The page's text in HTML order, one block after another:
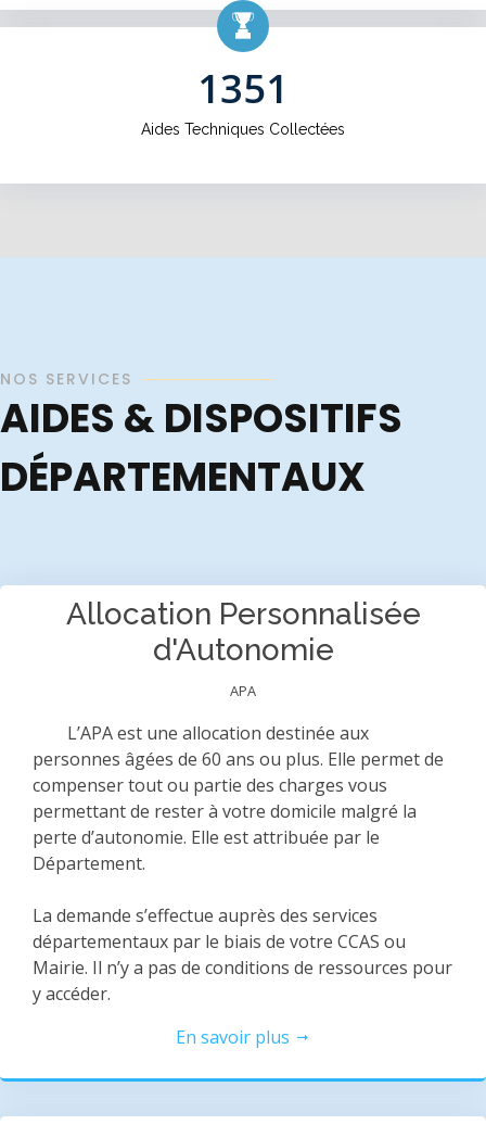
1351
Aides Techniques Collectées
NOS SERVICES
AIDES & DISPOSITIFS
DÉPARTEMENTAUX
Allocation Personnalisée
d'Autonomie
APA
L’APA est une allocation destinée aux
personnes âgées de 60 ans ou plus. Elle permet de
compenser tout ou partie des charges vous
permettant de rester à votre domicile malgré la
perte d’autonomie. Elle est attribuée par le
Département.
La demande s’effectue auprès des services
départementaux par le biais de votre CCAS ou
Mairie. Il n’y a pas de conditions de ressources pour
y accéder.
En savoir plus